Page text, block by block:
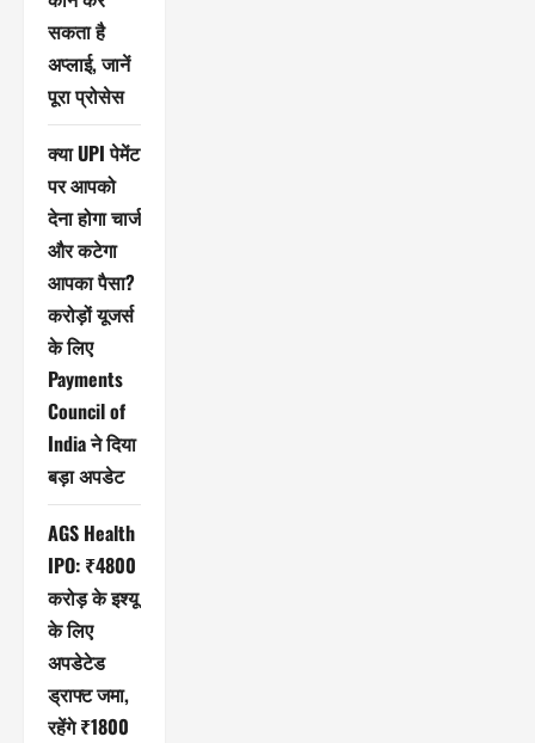
सकता है
अप्लाई, जानें
पूरा प्रोसेस
क्या UPI पेमेंट
पर आपको
देना होगा चार्ज
और कटेगा
आपका पैसा?
करोड़ों यूजर्स
के लिए
Payments
Council of
India ने दिया
बड़ा अपडेट
AGS Health
IPO: ₹4800
करोड़ के इश्यू
के लिए
अपडेटेड
ड्राफ्ट जमा,
रहेंगे ₹1800